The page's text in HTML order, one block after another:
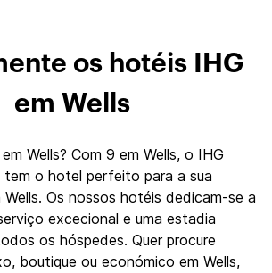
os hotéis IHG
em Wells
Wells? Com 9 em Wells, o IHG
o hotel perfeito para a sua
Wells. Os nossos hotéis dedicam-se a
excecional e uma estadia
os hóspedes. Quer procure
boutique ou económico em Wells,